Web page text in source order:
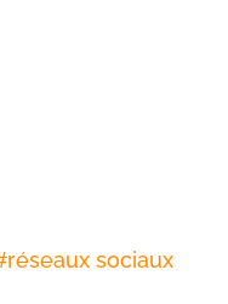
réseaux sociaux